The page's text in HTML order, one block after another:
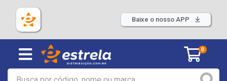
Baixe o nosso APP
0